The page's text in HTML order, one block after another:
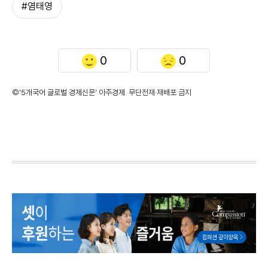
#염태영
0 0
©'5개국어 글로벌 경제신문' 아주경제. 무단전재·재배포 금지